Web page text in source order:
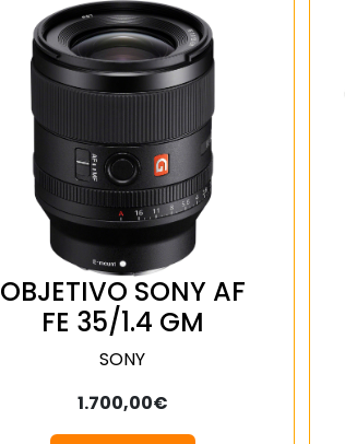
OBJETIVO SONY AF
FE 35/1.4 GM
SONY
1.700,00€